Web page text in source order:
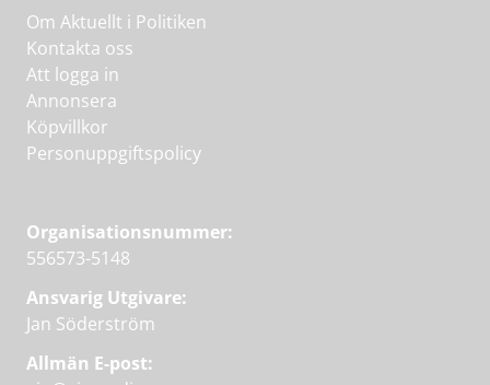
Om Aktuellt i Politiken
Kontakta oss
Att logga in
Annonsera
Köpvillkor
Personuppgiftspolicy
Organisationsnummer:
556573-5148
Ansvarig Utgivare:
Jan Söderström
Allmän E-post: